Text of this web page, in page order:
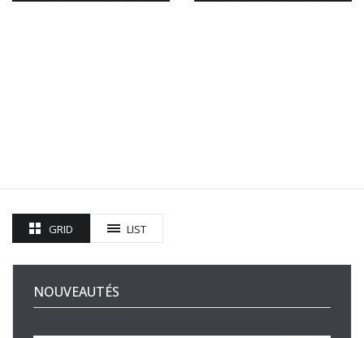
GRID LIST
NOUVEAUTÉS